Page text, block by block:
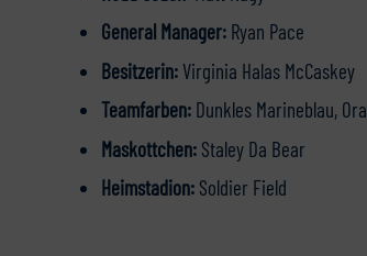
General Manager: Ryan Pace
Besitzerin: Virginia Halas McCaskey
Teamfarben: Dunkles Marineblau,
Maskottchen: Staley Da Bear
Heimstadion: Soldier Field